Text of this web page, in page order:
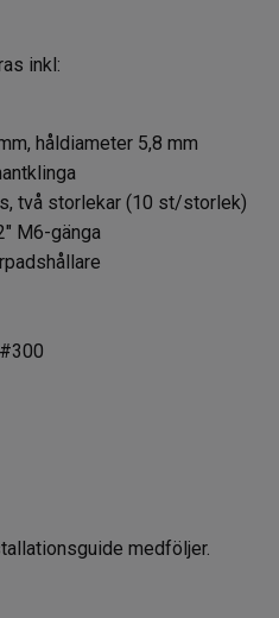
inkl:
håldiameter 5,8 mm
två storlekar (10 st/storlek)
M6-gänga
medföljer.